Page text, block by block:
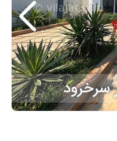
سرخرود